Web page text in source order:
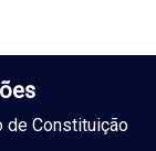
de Constituição